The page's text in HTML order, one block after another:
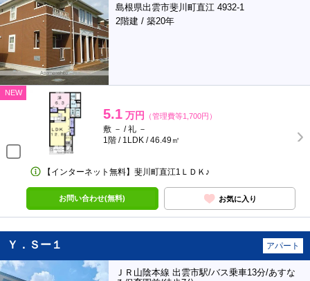
島根県出雲市斐川町直江 4932-1
2階建 / 築20年
NEW
5.1 万円 （管理費等1,700円）
敷 － / 礼 －
1階 / 1LDK / 46.49㎡
【インターネット無料】斐川町直江1ＬＤＫ♪
お問い合わせ(無料) お気に入り
Ｙ．Ｓー１ アパート
ＪＲ山陰本線 出雲市駅/バス乗車13分/あすな